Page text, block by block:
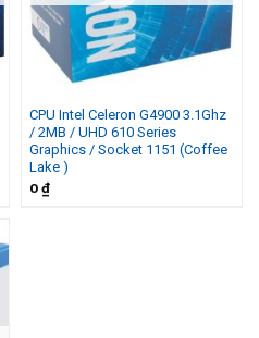
CPU Intel Celeron G4900 3.1Ghz
/ 2MB / UHD 610 Series
Graphics / Socket 1151 (Coffee
Lake )
0₫